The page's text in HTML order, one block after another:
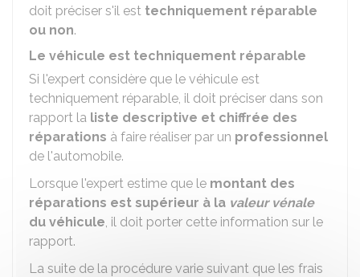
doit préciser s'il est techniquement réparable
ou non.
Le véhicule est techniquement réparable
Si l'expert considère que le véhicule est
techniquement réparable, il doit préciser dans son
rapport la liste descriptive et chiffrée des
réparations à faire réaliser par un professionnel
de l'automobile.
Lorsque l'expert estime que le montant des
réparations est supérieur à la valeur vénale
du véhicule, il doit porter cette information sur le
rapport.
La suite de la procédure varie suivant que les frais